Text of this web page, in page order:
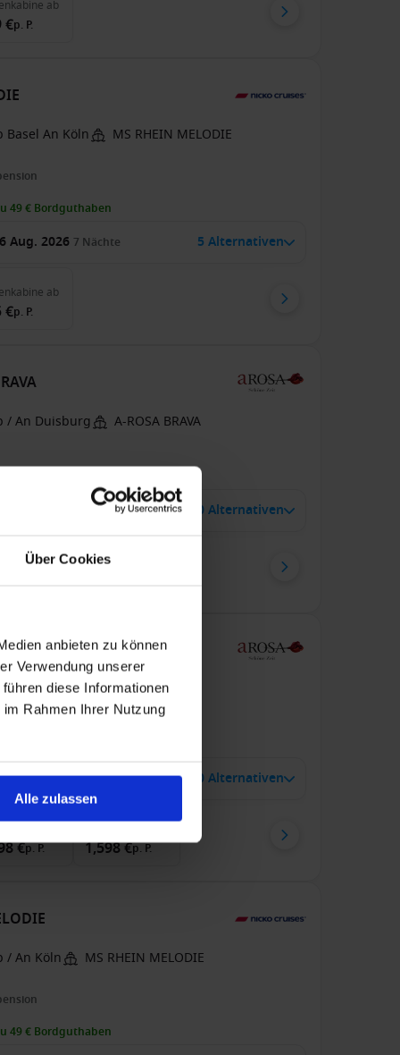
Über Cookies
anbieten zu können
Verwendung unserer
diese Informationen
Rahmen Ihrer Nutzung
Alle zulassen
ab
€p. P.
Basel An Köln MS RHEIN MELODIE
49 € Bordguthaben
Aug. 2026 7 Nächte 5 Alternativen
ab
€p. P.
/ An Duisburg A-ROSA BRAVA
Nächte 10 Alternativen
ab
€
Balkonkabine
1,561 €
/ An Duisburg A-ROSA AQUA
Juli 2027 7Nächte 10 Alternativen
€p. P. 1,598 €p. P.
/ An Köln MS RHEIN MELODIE
49 € Bordguthaben